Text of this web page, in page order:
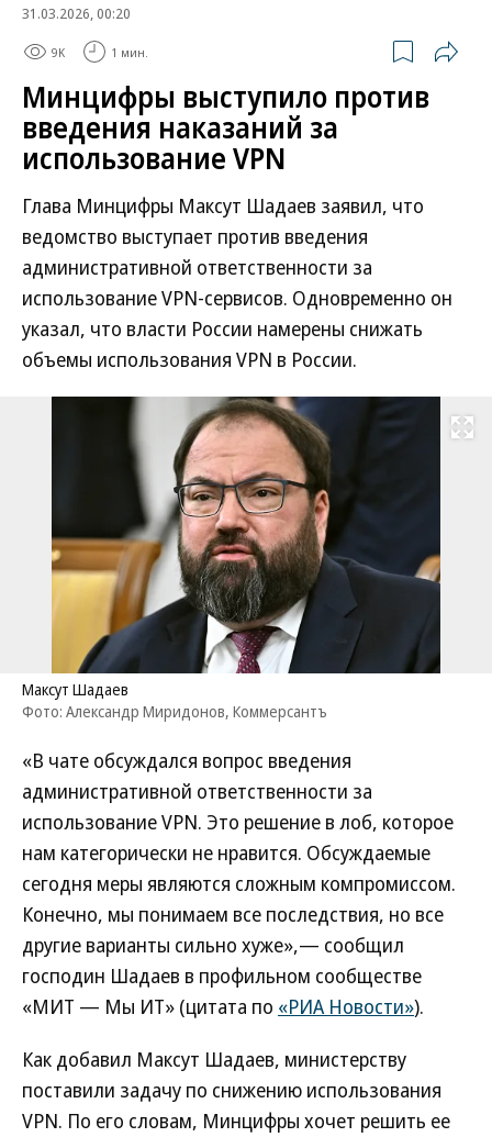
31.03.2026, 00:20
9K 1 мин.
Минцифры выступило против
введения наказаний за
использование VPN
Глава Минцифры Максут Шадаев заявил, что
ведомство выступает против введения
административной ответственности за
использование VPN-сервисов. Одновременно он
указал, что власти России намерены снижать
объемы использования VPN в России.
Развернуть
Максут Шадаев
Фото: Александр Миридонов, Коммерсантъ
«В чате обсуждался вопрос введения
административной ответственности за
использование VPN. Это решение в лоб, которое
нам категорически не нравится. Обсуждаемые
сегодня меры являются сложным компромиссом.
Конечно, мы понимаем все последствия, но все
другие варианты сильно хуже»,— сообщил
господин Шадаев в профильном сообществе
«МИТ — Мы ИТ» (цитата по «РИА Новости»).
Как добавил Максут Шадаев, министерству
поставили задачу по снижению использования
VPN. По его словам, Минцифры хочет решить ее